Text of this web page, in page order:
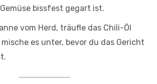
Gemüse bissfest gegart ist.
vom Herd, träufle das Chili-Öl
es unter, bevor du das Gericht